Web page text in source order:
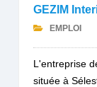
GEZIM
EMPLOI
L'entreprise
située à